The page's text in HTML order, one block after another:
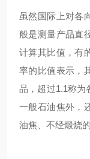
虽然国际上对各
般是测量产品直
计算其比值，有
率的比值表示，
品，超过1.1称为
一般石油焦外，
油焦、不经煅烧